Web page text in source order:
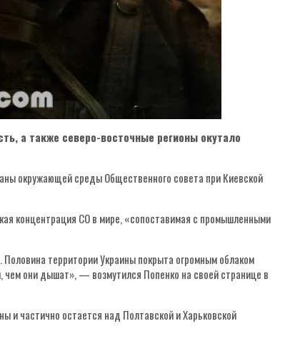
а также северо-восточные регионы окутало
окружающей среды Общественного совета при Киевской
концентрация СО в мире, «сопоставимая с промышленными
территории Украины покрыта огромным облаком
они дышат», — возмутился Попенко на своей странице в
и частично остается над Полтавской и Харьковской